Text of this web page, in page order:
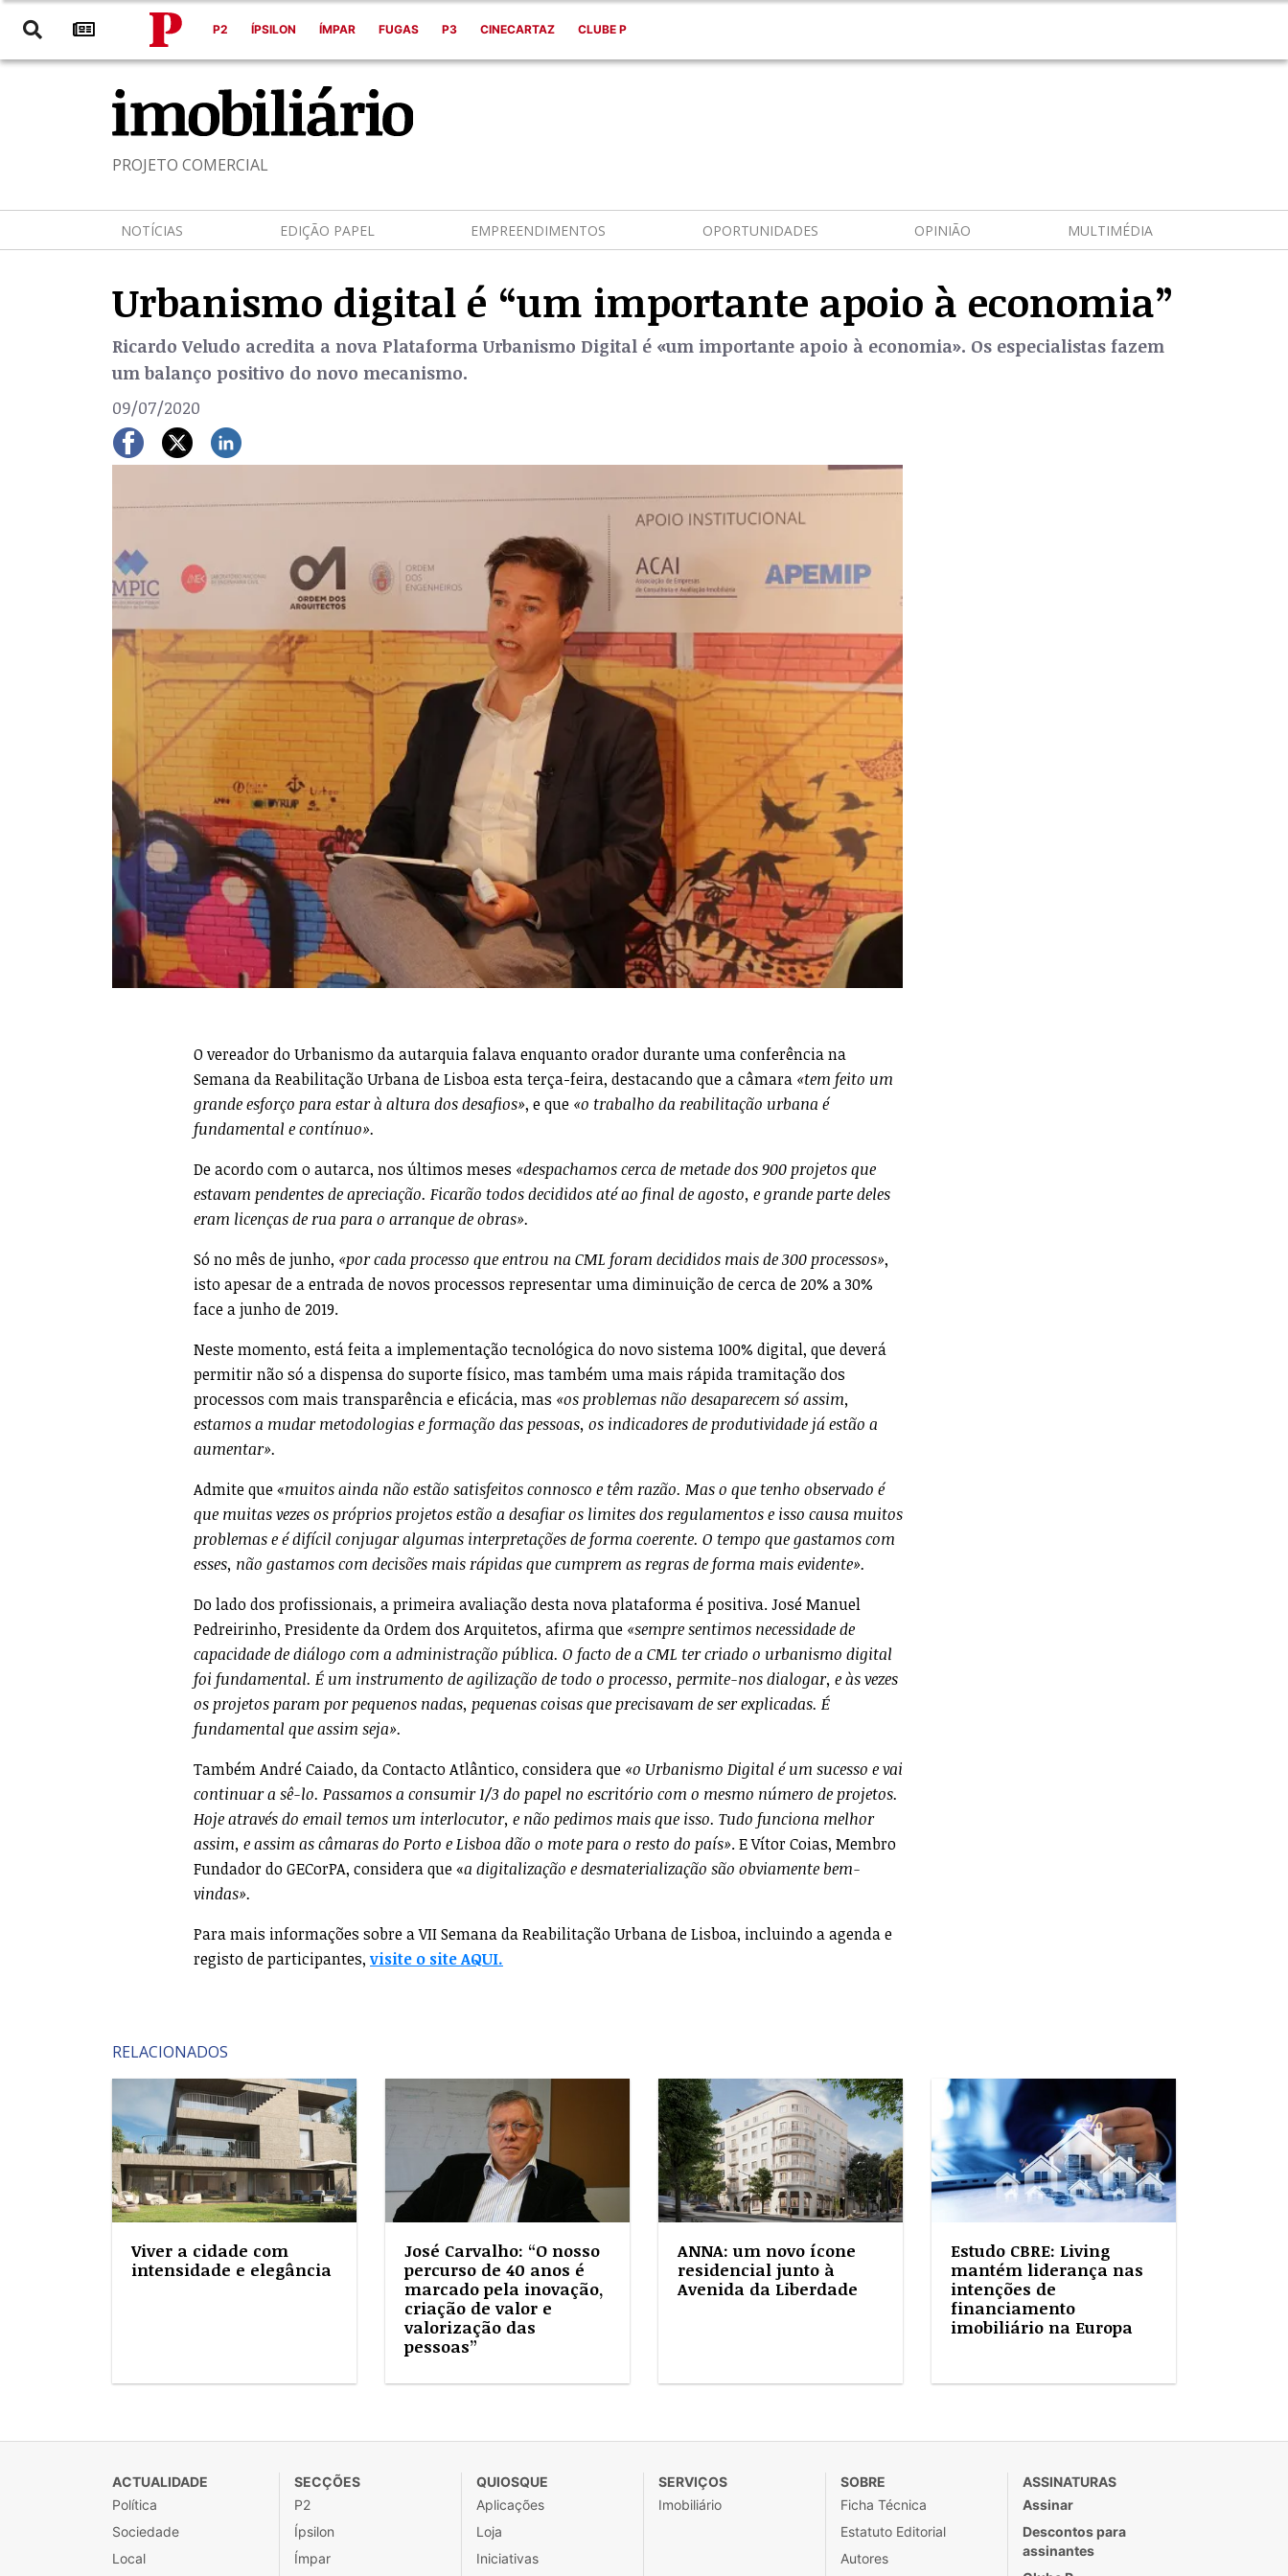
P2 ÍPSILON ÍMPAR FUGAS P3 CINECARTAZ CLUBE P
PROJETO COMERCIAL
NOTÍCIAS EDIÇÃO PAPEL EMPREENDIMENTOS OPORTUNIDADES OPINIÃO MULTIMÉDIA
Urbanismo digital é “um importante apoio à economia”
Ricardo Veludo acredita a nova Plataforma Urbanismo Digital é «um importante apoio à economia». Os especialistas fazem
um balanço positivo do novo mecanismo.
09/07/2020
O vereador do Urbanismo da autarquia falava enquanto orador durante uma conferência na
Semana da Reabilitação Urbana de Lisboa esta terça-feira, destacando que a câmara «tem feito um
grande esforço para estar à altura dos desafios», e que «o trabalho da reabilitação urbana é
fundamental e contínuo».
De acordo com o autarca, nos últimos meses «despachamos cerca de metade dos 900 projetos que
estavam pendentes de apreciação. Ficarão todos decididos até ao final de agosto, e grande parte deles
eram licenças de rua para o arranque de obras».
Só no mês de junho, «por cada processo que entrou na CML foram decididos mais de 300 processos»,
isto apesar de a entrada de novos processos representar uma diminuição de cerca de 20% a 30%
face a junho de 2019.
Neste momento, está feita a implementação tecnológica do novo sistema 100% digital, que deverá
permitir não só a dispensa do suporte físico, mas também uma mais rápida tramitação dos
processos com mais transparência e eficácia, mas «os problemas não desaparecem só assim,
estamos a mudar metodologias e formação das pessoas, os indicadores de produtividade já estão a
aumentar».
Admite que «muitos ainda não estão satisfeitos connosco e têm razão. Mas o que tenho observado é
que muitas vezes os próprios projetos estão a desafiar os limites dos regulamentos e isso causa muitos
problemas e é difícil conjugar algumas interpretações de forma coerente. O tempo que gastamos com
esses, não gastamos com decisões mais rápidas que cumprem as regras de forma mais evidente».
Do lado dos profissionais, a primeira avaliação desta nova plataforma é positiva. José Manuel
Pedreirinho, Presidente da Ordem dos Arquitetos, afirma que «sempre sentimos necessidade de
capacidade de diálogo com a administração pública. O facto de a CML ter criado o urbanismo digital
foi fundamental. É um instrumento de agilização de todo o processo, permite-nos dialogar, e às vezes
os projetos param por pequenos nadas, pequenas coisas que precisavam de ser explicadas. É
fundamental que assim seja».
Também André Caiado, da Contacto Atlântico, considera que «o Urbanismo Digital é um sucesso e vai
continuar a sê-lo. Passamos a consumir 1/3 do papel no escritório com o mesmo número de projetos.
Hoje através do email temos um interlocutor, e não pedimos mais que isso. Tudo funciona melhor
assim, e assim as câmaras do Porto e Lisboa dão o mote para o resto do país». E Vítor Coias, Membro
Fundador do GECorPA, considera que «a digitalização e desmaterialização são obviamente bem-
vindas».
Para mais informações sobre a VII Semana da Reabilitação Urbana de Lisboa, incluindo a agenda e
registo de participantes,visite o site AQUI.
RELACIONADOS
Viver a cidade com
intensidade e elegância
José Carvalho: “O nosso
percurso de 40 anos é
marcado pela inovação,
criação de valor e
valorização das
pessoas”
ANNA: um novo ícone
residencial junto à
Avenida da Liberdade
Estudo CBRE: Living
mantém liderança nas
intenções de
financiamento
imobiliário na Europa
ACTUALIDADE
Política
Sociedade
Local
SECÇÕES
P2
Ípsilon
Ímpar
QUIOSQUE
Aplicações
Loja
Iniciativas
SERVIÇOS
Imobiliário
SOBRE
Ficha Técnica
Estatuto Editorial
Autores
ASSINATURAS
Assinar
Descontos para
assinantes